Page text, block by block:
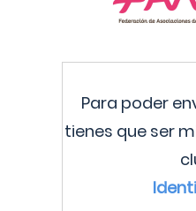
Para poder
tienes que ser